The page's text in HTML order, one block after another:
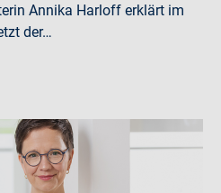
Annika Harloff erklärt im
der…